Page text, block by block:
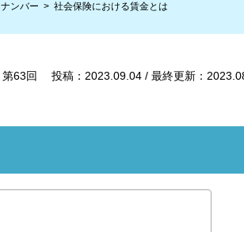
ンバー 社会保険における賃金とは
第63回 投稿：2023.09.04 / 最終更新：